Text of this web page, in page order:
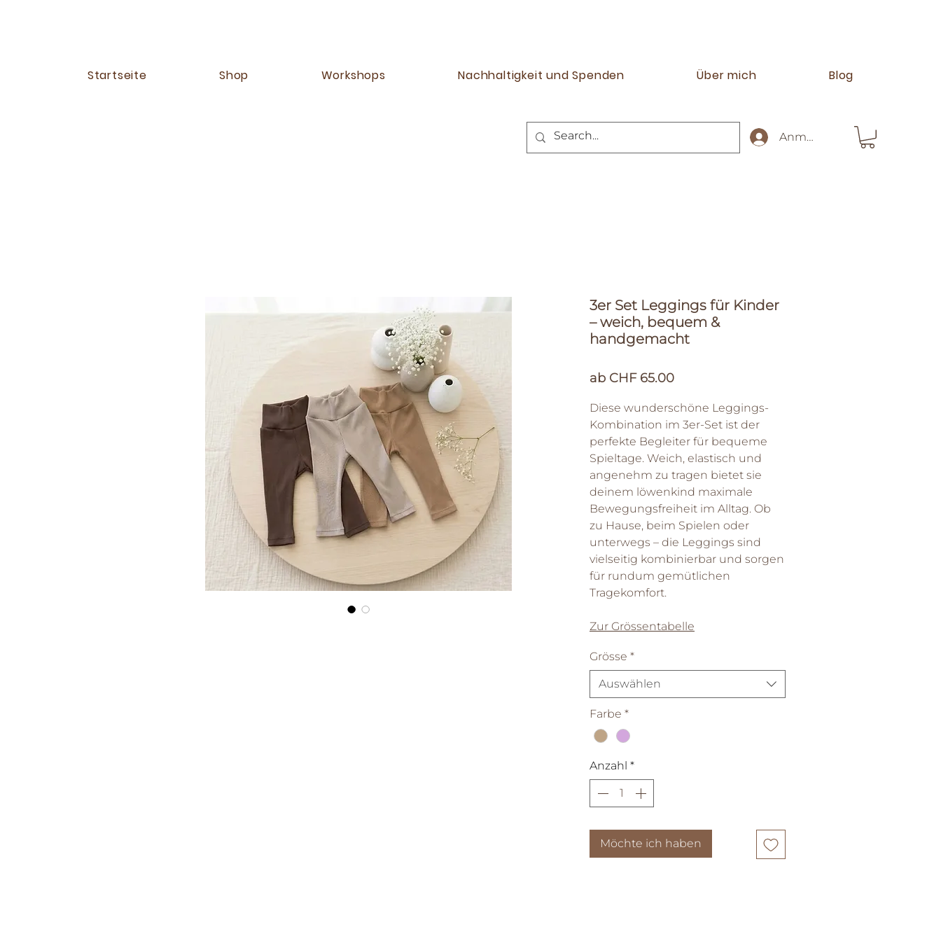
Startseite Shop Workshops Nachhaltigkeit und Spenden Über mich Blog
Anmelden
3er Set Leggings für Kinder
– weich, bequem &
handgemacht
ab CHF 65.00Sale-
Diese wunderschöne Leggings-
Kombination im 3er-Set ist der
perfekte Begleiter für bequeme
Spieltage. Weich, elastisch und
angenehm zu tragen bietet sie
deinem löwenkind maximale
Bewegungsfreiheit im Alltag. Ob
zu Hause, beim Spielen oder
unterwegs – die Leggings sind
vielseitig kombinierbar und sorgen
für rundum gemütlichen
Tragekomfort.
Zur Grössentabelle
Grösse *
Auswählen
Farbe *
Anzahl *
Möchte ich haben